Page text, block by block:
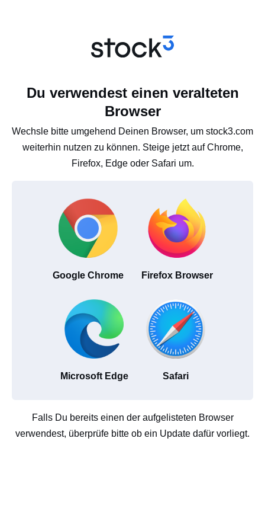
Du verwendest einen veralteten
Browser
Wechsle bitte umgehend Deinen Browser, um stock3.com
weiterhin nutzen zu können. Steige jetzt auf Chrome,
Firefox, Edge oder Safari um.
Google Chrome Firefox Browser
Microsoft Edge Safari
Falls Du bereits einen der aufgelisteten Browser
verwendest, überprüfe bitte ob ein Update dafür vorliegt.